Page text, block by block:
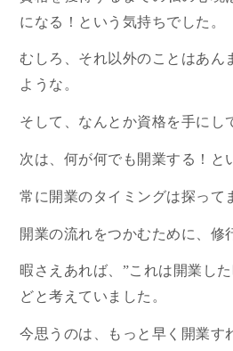
になる！という気持ちでした。
むしろ、それ以外のことはあん
ような。
そして、なんとか資格を手にし
次は、何が何でも開業する！と
常に開業のタイミングは探って
開業の流れをつかむために、修
暇さえあれば、”これは開業し
どと考えていました。
今思うのは、もっと早く開業す